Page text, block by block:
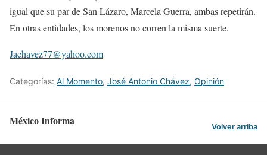
igual que su par de San Lázaro, Marcela Guerra, ambas repetirán.
En otras entidades, los morenos no corren la misma suerte.
Jachavez77@yahoo.com
Categorías: Al Momento, José Antonio Chávez, Opinión
México Informa Volver arriba